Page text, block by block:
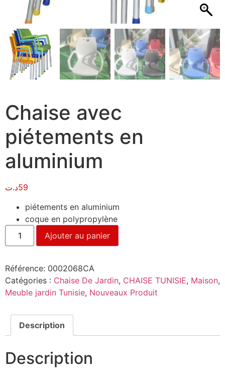
Chaise avec
piétements en
aluminium
59د.ت
piétements en aluminium
coque en polypropylène
Ajouter au panier
Référence: 0002068CA
Catégories : Chaise De Jardin, CHAISE TUNISIE, Maison,
Meuble jardin Tunisie, Nouveaux Produit
Description
Description